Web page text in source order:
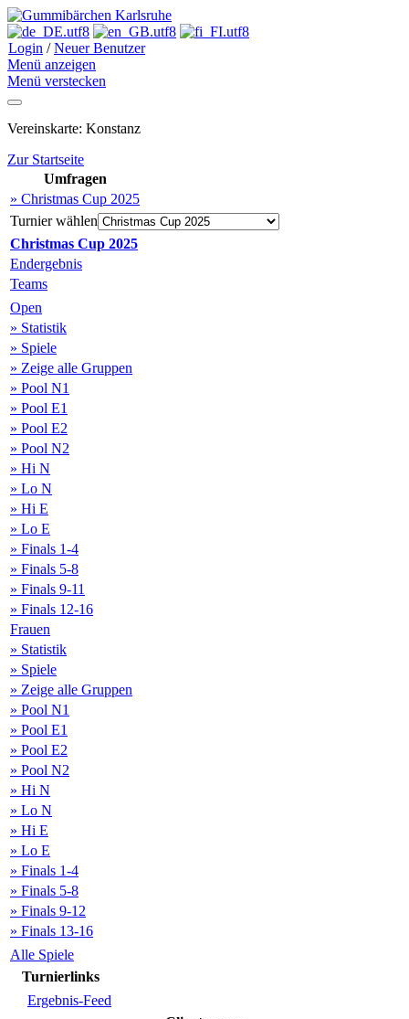
Login /Neuer Benutzer
Menü anzeigen
Menü verstecken
Vereinskarte: Konstanz
Zur Startseite
Umfragen
» Christmas Cup 2025
Turnier wählen
Christmas Cup 2025
Endergebnis
Teams
Open
» Statistik
» Spiele
» Zeige alle Gruppen
» Pool N1
» Pool E1
» Pool E2
» Pool N2
» Hi N
» Lo N
» Hi E
» Lo E
» Finals 1-4
» Finals 5-8
» Finals 9-11
» Finals 12-16
Frauen
» Statistik
» Spiele
» Zeige alle Gruppen
» Pool N1
» Pool E1
» Pool E2
» Pool N2
» Hi N
» Lo N
» Hi E
» Lo E
» Finals 1-4
» Finals 5-8
» Finals 9-12
» Finals 13-16
Alle Spiele
Turnierlinks
Ergebnis-Feed